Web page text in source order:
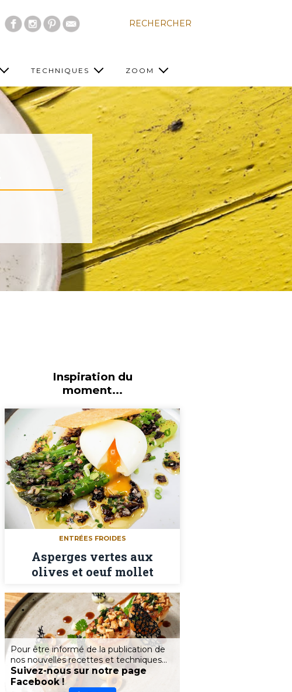
RECHERCHER
TECHNIQUES ZOOM
Inspiration du
moment...
ENTRÉES FROIDES
Asperges vertes aux
olives et oeuf mollet
Pour être informé de la publication de
nos nouvelles recettes et techniques...
Suivez-nous sur notre page
Facebook !